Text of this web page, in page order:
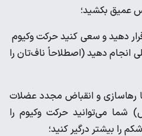
عمیق بکشید؛
دهید و سعی کنید حرکت وکیوم
انجام دهید (اصطلاحاً ناف‌تان را
رهاسازی و انقباض مجدد عضلات
شما می‌توانید حرکت وکیوم را
را بیشتر درگیر کنید؛